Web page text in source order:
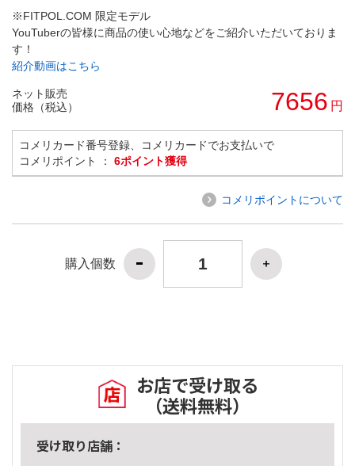
※FITPOL.COM 限定モデル
YouTuberの皆様に商品の使い心地などをご紹介いただいておりま
す！
紹介動画はこちら
ネット販売
価格（税込）
7656 円
コメリカード番号登録、コメリカードでお支払いで
コメリポイント ： 6ポイント獲得
コメリポイントについて
購入個数
お店で受け取る
（送料無料）
受け取り店舗：